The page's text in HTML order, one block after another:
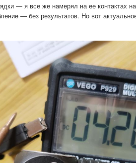
— я все же намерял на ее контактах
— без результатов. Но вот